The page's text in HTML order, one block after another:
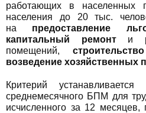
работающих в населенных
населения до 20 тыс.
на предоставление
капитальный ремонти
помещений,
возведение хозяйственных
Критерий
среднемесячного БПМ для
исчисленного за 12